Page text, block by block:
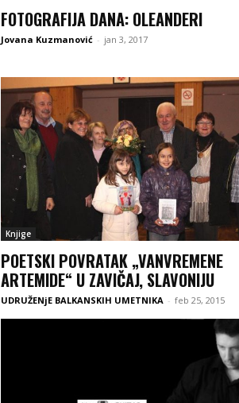
FOTOGRAFIJA DANA: OLEANDERI
Jovana Kuzmanović - jan 3, 2017
Knjige
POETSKI POVRATAK „VANVREMENE
ARTEMIDE“ U ZAVIČAJ, SLAVONIJU
UDRUŽENjE BALKANSKIH UMETNIKA - feb 25, 2015